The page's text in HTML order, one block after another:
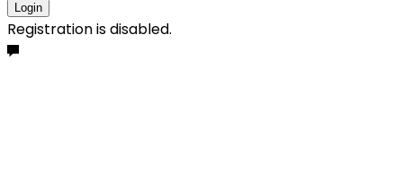
Login
Registration is disabled.